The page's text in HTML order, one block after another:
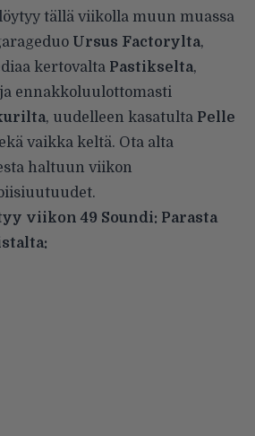
tällä viikolla muun muassa
Ursus Factorylta,
kertovalta Pastikselta,
ennakkoluulottomasti
, uudelleen kasatulta Pelle
vaikka keltä. Ota alta
haltuun viikon
viikon 49 Soundi: Parasta